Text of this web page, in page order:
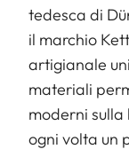
tedesca di
il marchio
artigianale
materiali
moderni
ogni volta un